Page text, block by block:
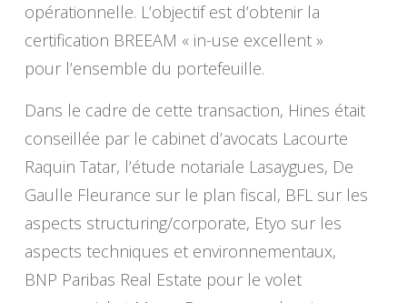
opérationnelle. L’objectif est d’obtenir la
certification BREEAM « in-use excellent »
pour l’ensemble du portefeuille.
Dans le cadre de cette transaction, Hines était
conseillée par le cabinet d’avocats Lacourte
Raquin Tatar, l’étude notariale Lasaygues, De
Gaulle Fleurance sur le plan fiscal, BFL sur les
aspects structuring/corporate, Etyo sur les
aspects techniques et environnementaux,
BNP Paribas Real Estate pour le volet